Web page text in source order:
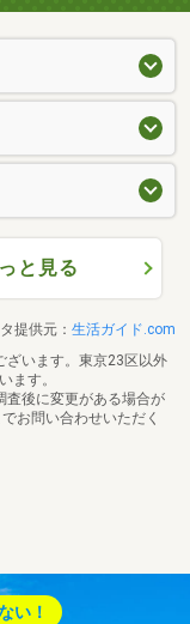
と見る
提供元： 生活ガイド.com
ざいます。東京23区以外
ます。
査後に変更がある場合が
お問い合わせいただく
い！